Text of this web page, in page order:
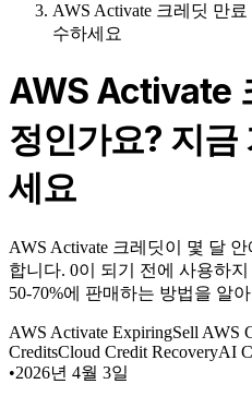
AWS Activate 크레딧 만
수하세요
AWS Activate
정인가요? 지금
세요
AWS Activate 크레딧이 몇 달
합니다. 0이 되기 전에 사용하
50-70%에 판매하는 방법을 알
AWS Activate ExpiringSell AWS
CreditsCloud Credit RecoveryAI
•2026년 4월 3일